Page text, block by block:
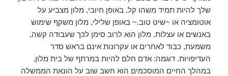
שלך להיות תמיד משהו קל. באופן חיובי, מלון מצביע על
אוטומציה או ~שיט טוב.~ באופן שלילי, מלון משקף שימוש
באנשים או עצלות. מלון הוא לרוב סימן לכך שעבודה קשה,
משמעת, כבוד לאחרים או עקרונות אינם בראש סדר
העדיפויות. דוגמה: אדם חלם להיות במרתף של בית מלון.
במהלך החיים המוסכמים הוא חשב שוב על הונאת הממשלה